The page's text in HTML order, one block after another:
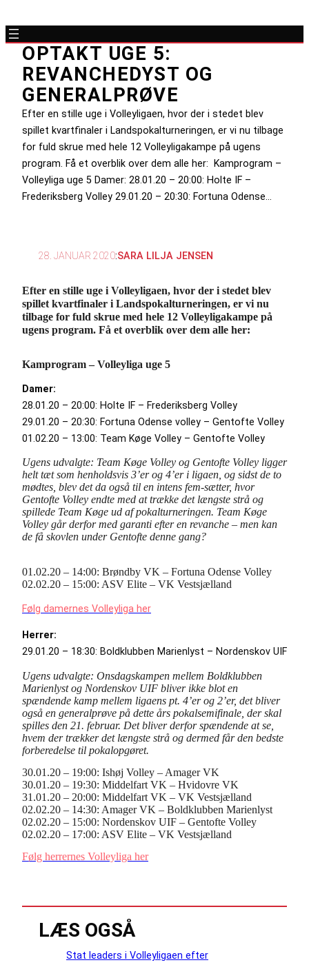
OPTAKT UGE 5:
REVANCHEDYST OG
GENERALPRØVE
Efter en stille uge i Volleyligaen, hvor der i stedet blev
spillet kvartfinaler i Landspokalturneringen, er vi nu tilbage
for fuld skrue med hele 12 Volleyligakampe på ugens
program. Få et overblik over dem alle her: Kamprogram –
Volleyliga uge 5 Damer: 28.01.20 – 20:00: Holte IF –
Frederiksberg Volley 29.01.20 – 20:30: Fortuna Odense…
28. JANUAR 2020:SARA LILJA JENSEN
Efter en stille uge i Volleyligaen, hvor der i stedet blev
spillet kvartfinaler i Landspokalturneringen, er vi nu
tilbage for fuld skrue med hele 12 Volleyligakampe på
ugens program. Få et overblik over dem alle her:
Kamprogram – Volleyliga uge 5
Damer:
28.01.20 – 20:00: Holte IF – Frederiksberg Volley
29.01.20 – 20:30: Fortuna Odense volley – Gentofte Volley
01.02.20 – 13:00: Team Køge Volley – Gentofte Volley
Ugens udvalgte: Team Køge Volley og Gentofte Volley ligger
helt tæt som henholdsvis 3’er og 4’er i ligaen, og sidst de to
mødtes, blev det da også til en intens fem-sætter, hvor
Gentofte Volley endte med at trække det længste strå og
spillede Team Køge ud af pokalturneringen. Team Køge
Volley går derfor med garanti efter en revanche – men kan
de få skovlen under Gentofte denne gang?
01.02.20 – 14:00: Brøndby VK – Fortuna Odense Volley
02.02.20 – 15:00: ASV Elite – VK Vestsjælland
Følg damernes Volleyliga her
Herrer:
29.01.20 – 18:30: Boldklubben Marienlyst – Nordenskov UIF
Ugens udvalgte: Onsdagskampen mellem Boldklubben
Marienlyst og Nordenskov UIF bliver ikke blot en
spændende kamp mellem ligaens pt. 4’er og 2’er, det bliver
også en generalprøve på dette års pokalsemifinale, der skal
spilles den 21. februar. Det bliver derfor spændende at se,
hvem der trækker det længste strå og dermed får den bedste
forberedelse til pokalopgøret.
30.01.20 – 19:00: Ishøj Volley – Amager VK
30.01.20 – 19:30: Middelfart VK – Hvidovre VK
31.01.20 – 20:00: Middelfart VK – VK Vestsjælland
02.02.20 – 14:30: Amager VK – Boldklubben Marienlyst
02.02.20 – 15:00: Nordenskov UIF – Gentofte Volley
02.02.20 – 17:00: ASV Elite – VK Vestsjælland
Følg herrernes Volleyliga her
LÆS OGSÅ
Stat leaders i Volleyligaen efter